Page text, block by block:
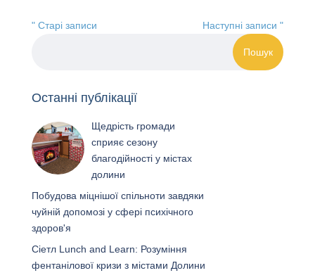
" Старі записи Наступні записи "
Останні публікації
Щедрість громади
сприяє сезону
благодійності у містах
долини
Побудова міцнішої спільноти завдяки
чуйній допомозі у сфері психічного
здоров'я
Сіетл Lunch and Learn: Розуміння
фентанілової кризи з містами Долини